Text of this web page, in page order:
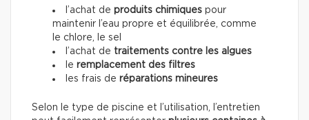
l’achat de produits chimiques pour
maintenir l’eau propre et équilibrée, comme
le chlore, le sel
l’achat de traitements contre les algues
le remplacement des filtres
les frais de réparations mineures
Selon le type de piscine et l’utilisation, l’entretien